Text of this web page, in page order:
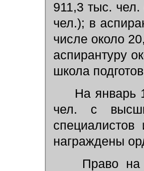
911,3 тыс.
чел.); в
числе около
аспирантуру
школа
На январь
чел. с
награждены
Право на